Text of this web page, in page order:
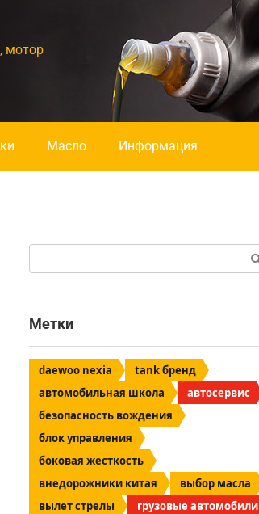
мотор
Масло Информация
Метки
daewoo nexia
tank бренд
автомобильная школа
автосервис
безопасность вождения
блок управления
боковая жесткость
внедорожники китая
выбор масла
вылет стрелы
грузовые автомобили